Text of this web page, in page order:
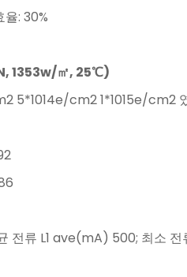
: 30%
1353w/㎡, 25℃)
5*1014e/cm2 1*1015e/cm2
전류 L1 ave(mA) 500; 최소